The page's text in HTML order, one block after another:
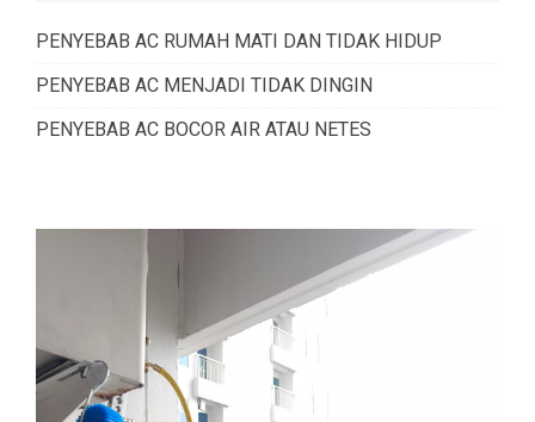
PENYEBAB AC RUMAH MATI DAN TIDAK HIDUP
PENYEBAB AC MENJADI TIDAK DINGIN
PENYEBAB AC BOCOR AIR ATAU NETES